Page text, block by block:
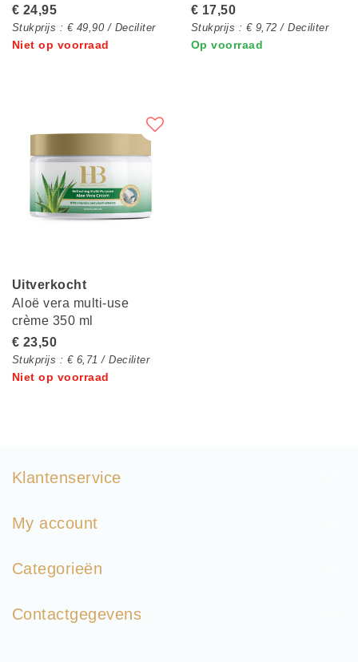
€ 24,95
Stukprijs : € 49,90 / Deciliter
Niet op voorraad
€ 17,50
Stukprijs : € 9,72 / Deciliter
Op voorraad
Uitverkocht
Aloë vera multi-use
crème 350 ml
€ 23,50
Stukprijs : € 6,71 / Deciliter
Niet op voorraad
Klantenservice
My account
Categorieën
Contactgegevens